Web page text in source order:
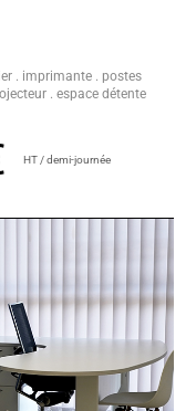
. imprimante . postes
. espace détente
HT / demi-journée